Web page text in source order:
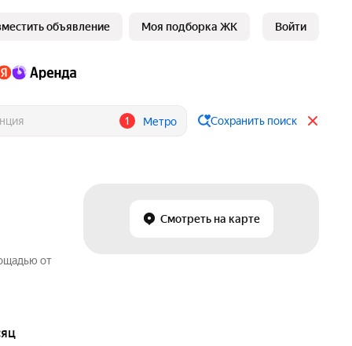
объявление Моя подборка ЖК Войти
1 Метро Сохранить поиск
Смотреть на карте
от